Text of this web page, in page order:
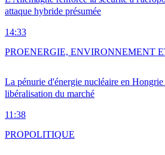
attaque hybride présumée
14:33
La pénurie d'énergie nucléaire en
libéralisation du marché
11:38
PROENERGIE, ENVIRONNEMENT
PROPOLITIQUE